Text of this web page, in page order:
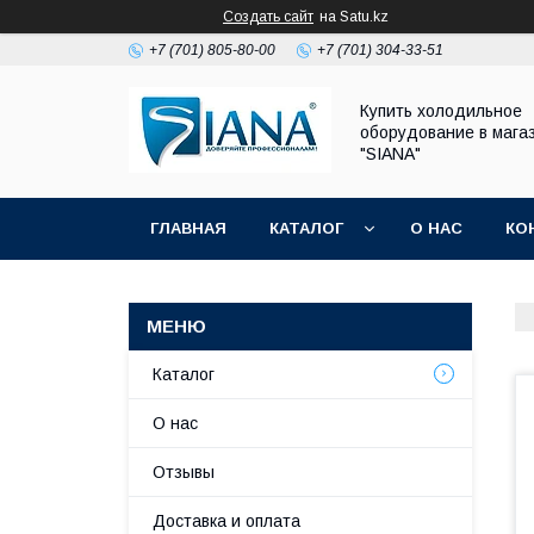
Создать сайт на Satu.kz
+7 (701) 805-80-00 +7 (701) 304-33-51
Купить холодильное
оборудование в
"SIANA"
ГЛАВНАЯ КАТАЛОГ О НАС
Каталог
О нас
Отзывы
Доставка и оплата